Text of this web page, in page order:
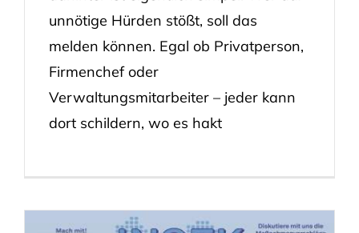
unnötige Hürden stößt, soll das
melden können. Egal ob Privatperson,
Firmenchef oder
Verwaltungsmitarbeiter – jeder kann
dort schildern, wo es hakt